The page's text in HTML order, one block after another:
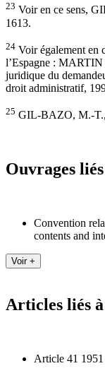
23 Voir en ce sens,
1613.
24 Voir également en
l’Espagne :
juridique du
droit administratif,
25 GIL-BAZO, M.-T.,
Ouvrages
Convention
contents and
Articles liés
Article 41